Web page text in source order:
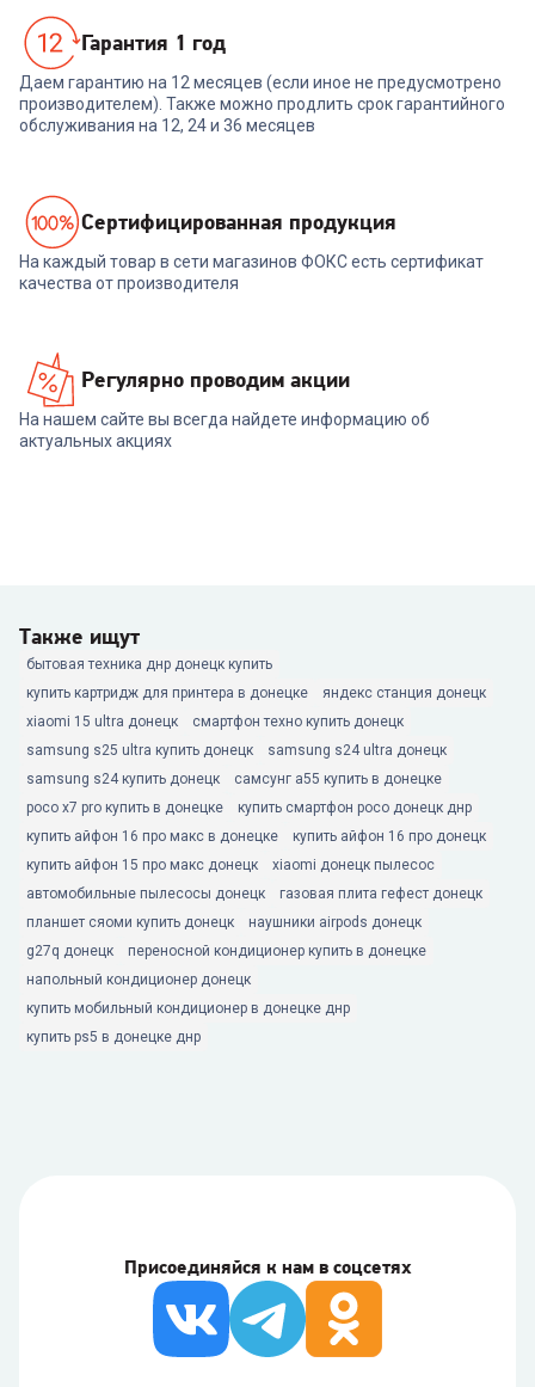
Гарантия 1 год
Даем гарантию на 12 месяцев (если иное не предусмотрено
производителем). Также можно продлить срок гарантийного
обслуживания на 12, 24 и 36 месяцев
Cертифицированная продукция
На каждый товар в сети магазинов ФОКС есть сертификат
качества от производителя
Регулярно проводим акции
На нашем сайте вы всегда найдете информацию об
актуальных акциях
Также ищут
бытовая техника днр донецк купить
купить картридж для принтера в донецке
яндекс станция донецк
xiaomi 15 ultra донецк
смартфон техно купить донецк
samsung s25 ultra купить донецк
samsung s24 ultra донецк
samsung s24 купить донецк
самсунг а55 купить в донецке
poco x7 pro купить в донецке
купить смартфон poco донецк днр
купить айфон 16 про макс в донецке
купить айфон 16 про донецк
купить айфон 15 про макс донецк
xiaomi донецк пылесос
автомобильные пылесосы донецк
газовая плита гефест донецк
планшет сяоми купить донецк
наушники airpods донецк
g27q донецк
переносной кондиционер купить в донецке
напольный кондиционер донецк
купить мобильный кондиционер в донецке днр
купить ps5 в донецке днр
Присоединяйся к нам в соцсетях